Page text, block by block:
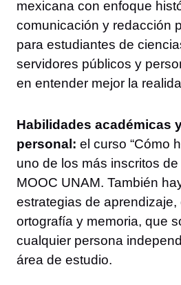
mexicana con enfoque
comunicación y redacción
para estudiantes de
servidores públicos y
en entender mejor la
Habilidades académicas
personal: el curso “Cómo
uno de los más inscritos
MOOC UNAM. También
estrategias de aprendizaje,
ortografía y memoria, que
cualquier persona
área de estudio.